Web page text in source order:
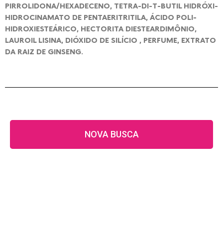
PIRROLIDONA/HEXADECENO, TETRA-DI-T-BUTIL HIDRÓXI-
HIDROCINAMATO DE PENTAERITRITILA, ÁCIDO POLI-
HIDROXIESTEÁRICO, HECTORITA DIESTEARDIMÔNIO,
LAUROIL LISINA, DIÓXIDO DE SILÍCIO , PERFUME, EXTRATO
DA RAIZ DE GINSENG.
NOVA BUSCA